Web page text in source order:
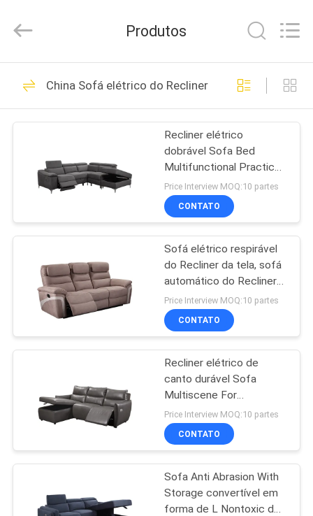
CASA
PRODUTOS
VÍDEOS
NÓS
EXCURSÃO
FÁBRICA
QUALIDADE
CONTATO
Furniture
Limited.
Reserved.
Sofás da mobília da
108
Dobradura Sofa Bed
270
Sofá elétrico do
Recliner
Produtos
China Sofá elétrico do Recliner
Recliner elétrico
dobrável Sofa Bed
Multifunctional Practical
de 3 Seater
Price Interview MOQ:10 partes
CONTATO
Sofá elétrico respirável
do Recliner da tela, sofá
automático do Recliner
da anti abrasão
Price Interview MOQ:10 partes
CONTATO
Recliner elétrico de
canto durável Sofa
Multiscene For
Apartment
Price Interview MOQ:10 partes
CONTATO
Sofa Anti Abrasion With
Storage convertível em
forma de L Nontoxic de